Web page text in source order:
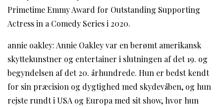
Primetime Emmy Award for Outstanding Supporting
Actress in a Comedy Series i 2020.
annie oakley: Annie Oakley var en berømt amerikansk
skyttekunstner og entertainer i slutningen af det 19. og
begyndelsen af det 20. århundrede. Hun er bedst kendt
for sin præcision og dygtighed med skydevåben, og hun
rejste rundt i USA og Europa med sit show, hvor hun